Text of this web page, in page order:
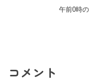
午前0時
コメント